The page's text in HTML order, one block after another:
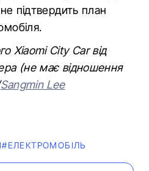
підтвердить план
Xiaomi City Car від
(не має відношення
Sangmin Lee
#ЕЛЕКТРОМОБІЛЬ